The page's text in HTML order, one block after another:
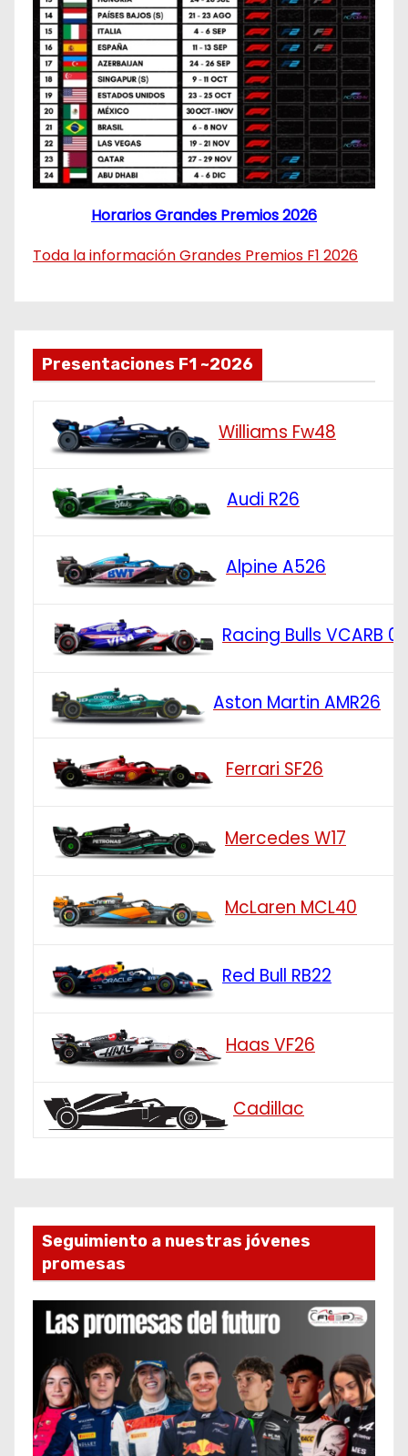
Horarios Grandes Premios 2026
Toda la información Grandes Premios F1 2026
Presentaciones F1 ~2026
Williams Fw48
Audi R26
Alpine A526
Racing Bulls VCARB 03
Aston Martin AMR26
Ferrari SF26
Mercedes W17
McLaren MCL40
Red Bull RB22
Haas VF26
Cadillac
Seguimiento a nuestras jóvenes
promesas